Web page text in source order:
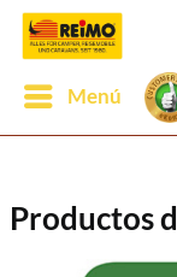
Menú
Productos